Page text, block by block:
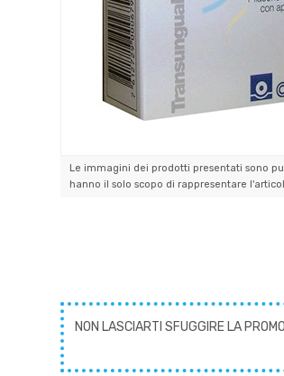
Le immagini dei prodotti presentati sono
hanno il solo scopo di rappresentare
NON LASCIARTI SFUGGIRE LA PROMO